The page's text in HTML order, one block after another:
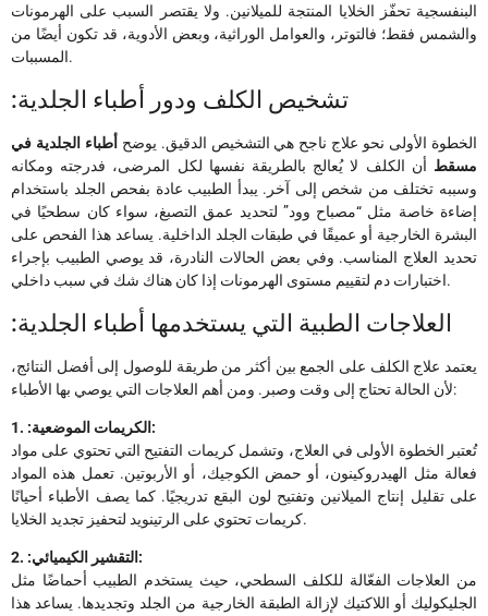
البنفسجية تحفّز الخلايا المنتجة للميلانين. ولا يقتصر السبب على الهرمونات
والشمس فقط؛ فالتوتر، والعوامل الوراثية، وبعض الأدوية، قد تكون أيضًا من
المسببات.
:تشخيص الكلف ودور أطباء الجلدية
الخطوة الأولى نحو علاج ناجح هي التشخيص الدقيق. يوضحأطباء الجلدية في
مسقط أن الكلف لا يُعالج بالطريقة نفسها لكل المرضى، فدرجته ومكانه
وسببه تختلف من شخص إلى آخر. يبدأ الطبيب عادة بفحص الجلد باستخدام
إضاءة خاصة مثل “مصباح وود” لتحديد عمق التصبغ، سواء كان سطحيًا في
البشرة الخارجية أو عميقًا في طبقات الجلد الداخلية. يساعد هذا الفحص على
تحديد العلاج المناسب. وفي بعض الحالات النادرة، قد يوصي الطبيب بإجراء
اختبارات دم لتقييم مستوى الهرمونات إذا كان هناك شك في سبب داخلي.
:العلاجات الطبية التي يستخدمها أطباء الجلدية
يعتمد علاج الكلف على الجمع بين أكثر من طريقة للوصول إلى أفضل النتائج،
لأن الحالة تحتاج إلى وقت وصبر. ومن أهم العلاجات التي يوصي بها الأطباء:
1. :الكريمات الموضعية:
تُعتبر الخطوة الأولى في العلاج، وتشمل كريمات التفتيح التي تحتوي على مواد
فعالة مثل الهيدروكينون، أو حمض الكوجيك، أو الأربوتين. تعمل هذه المواد
على تقليل إنتاج الميلانين وتفتيح لون البقع تدريجيًا. كما يصف الأطباء أحيانًا
كريمات تحتوي على الرتينويد لتحفيز تجديد الخلايا.
2. :التقشير الكيميائي:
من العلاجات الفعّالة للكلف السطحي، حيث يستخدم الطبيب أحماضًا مثل
الجليكوليك أو اللاكتيك لإزالة الطبقة الخارجية من الجلد وتجديدها. يساعد هذا